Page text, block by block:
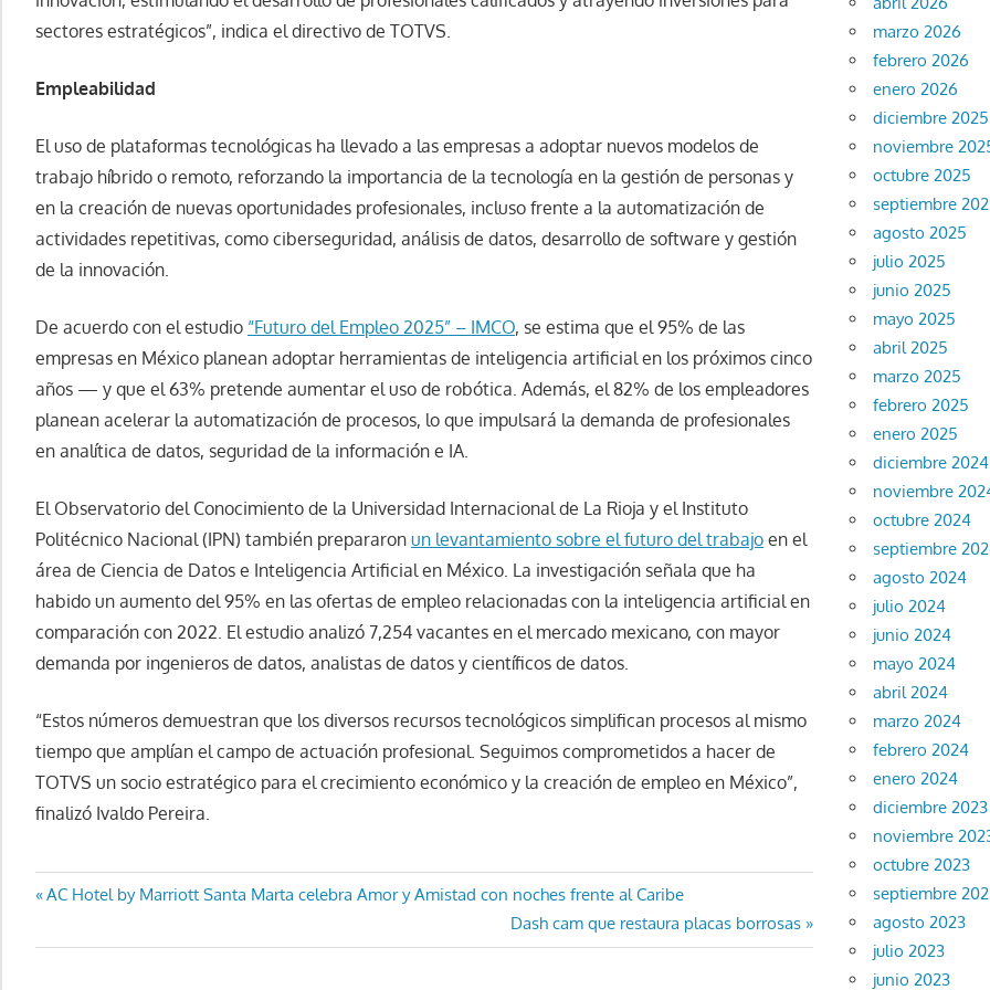
sectores estratégicos”, indica el directivo de TOTVS.
Empleabilidad
El uso de plataformas tecnológicas ha llevado a las empresas a adoptar nuevos modelos de
trabajo híbrido o remoto, reforzando la importancia de la tecnología en la gestión de personas y
en la creación de nuevas oportunidades profesionales, incluso frente a la automatización de
actividades repetitivas, como ciberseguridad, análisis de datos, desarrollo de software y gestión
de la innovación.
De acuerdo con el estudio “Futuro del Empleo 2025” – IMCO, se estima que el 95% de las
empresas en México planean adoptar herramientas de inteligencia artificial en los próximos cinco
años — y que el 63% pretende aumentar el uso de robótica. Además, el 82% de los empleadores
planean acelerar la automatización de procesos, lo que impulsará la demanda de profesionales
en analítica de datos, seguridad de la información e IA.
El Observatorio del Conocimiento de la Universidad Internacional de La Rioja y el Instituto
Politécnico Nacional (IPN) también prepararon un levantamiento sobre el futuro del trabajo en el
área de Ciencia de Datos e Inteligencia Artificial en México. La investigación señala que ha
habido un aumento del 95% en las ofertas de empleo relacionadas con la inteligencia artificial en
comparación con 2022. El estudio analizó 7,254 vacantes en el mercado mexicano, con mayor
demanda por ingenieros de datos, analistas de datos y científicos de datos.
“Estos números demuestran que los diversos recursos tecnológicos simplifican procesos al mismo
tiempo que amplían el campo de actuación profesional. Seguimos comprometidos a hacer de
TOTVS un socio estratégico para el crecimiento económico y la creación de empleo en México”,
finalizó Ivaldo Pereira.
Navegación
de
Entrada
AC Hotel by Marriott Santa Marta celebra Amor y Amistad con noches frente al Caribe
Entrada
siguiente:
Dash cam que restaura placas borrosas
marzo 2026
febrero 2026
enero 2026
diciembre 2025
noviembre
octubre 2025
septiembre
agosto 2025
julio 2025
junio 2025
mayo 2025
abril 2025
marzo 2025
febrero 2025
enero 2025
diciembre 2024
noviembre
octubre 2024
septiembre
agosto 2024
julio 2024
junio 2024
mayo 2024
abril 2024
marzo 2024
febrero 2024
enero 2024
diciembre 2023
noviembre
octubre 2023
septiembre
agosto 2023
julio 2023
junio 2023